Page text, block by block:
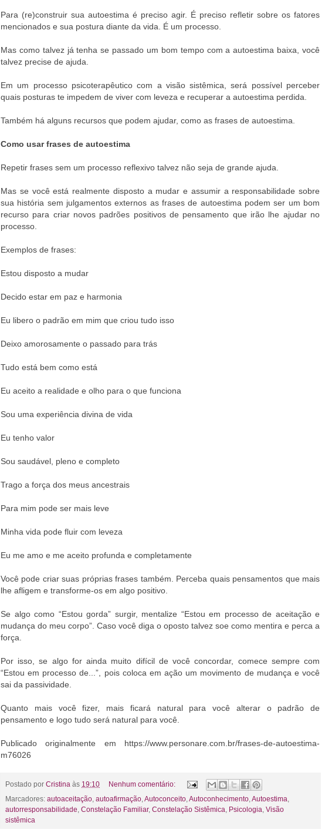
Para (re)construir sua autoestima é preciso agir. É preciso refletir sobre os fatores
mencionados e sua postura diante da vida. É um processo.
Mas como talvez já tenha se passado um bom tempo com a autoestima baixa, você
talvez precise de ajuda.
Em um processo psicoterapêutico com a visão sistêmica, será possível perceber
quais posturas te impedem de viver com leveza e recuperar a autoestima perdida.
Também há alguns recursos que podem ajudar, como as frases de autoestima.
Como usar frases de autoestima
Repetir frases sem um processo reflexivo talvez não seja de grande ajuda.
Mas se você está realmente disposto a mudar e assumir a responsabilidade sobre
sua história sem julgamentos externos as frases de autoestima podem ser um bom
recurso para criar novos padrões positivos de pensamento que irão lhe ajudar no
processo.
Exemplos de frases:
Estou disposto a mudar
Decido estar em paz e harmonia
Eu libero o padrão em mim que criou tudo isso
Deixo amorosamente o passado para trás
Tudo está bem como está
Eu aceito a realidade e olho para o que funciona
Sou uma experiência divina de vida
Eu tenho valor
Sou saudável, pleno e completo
Trago a força dos meus ancestrais
Para mim pode ser mais leve
Minha vida pode fluir com leveza
Eu me amo e me aceito profunda e completamente
Você pode criar suas próprias frases também. Perceba quais pensamentos que mais
lhe afligem e transforme-os em algo positivo.
Se algo como “Estou gorda” surgir, mentalize “Estou em processo de aceitação e
mudança do meu corpo”. Caso você diga o oposto talvez soe como mentira e perca a
força.
Por isso, se algo for ainda muito difícil de você concordar, comece sempre com
“Estou em processo de...”, pois coloca em ação um movimento de mudança e você
sai da passividade.
Quanto mais você fizer, mais ficará natural para você alterar o padrão de
pensamento e logo tudo será natural para você.
Publicado originalmente em https://www.personare.com.br/frases-de-autoestima-
m76026
Postado por Cristina às 19:10
Nenhum comentário:
Marcadores: autoaceitação autoafirmação Autoconceito Autoconhecimento Autoestima
autorresponsabilidade Constelação Familiar, Constelação Sistêmica Psicologia Visão
sistêmica